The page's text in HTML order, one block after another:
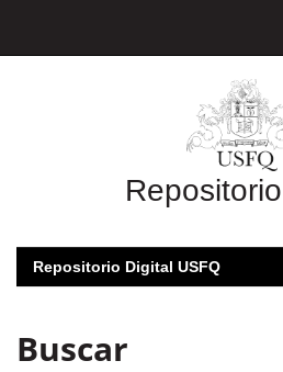
Repositorio
Repositorio Digital USFQ
Buscar